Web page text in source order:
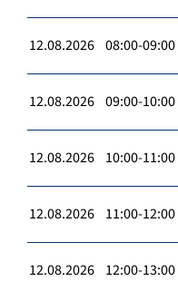
12.08.2026 08:00-09:00
12.08.2026 09:00-10:00
12.08.2026 10:00-11:00
12.08.2026 11:00-12:00
12.08.2026 12:00-13:00